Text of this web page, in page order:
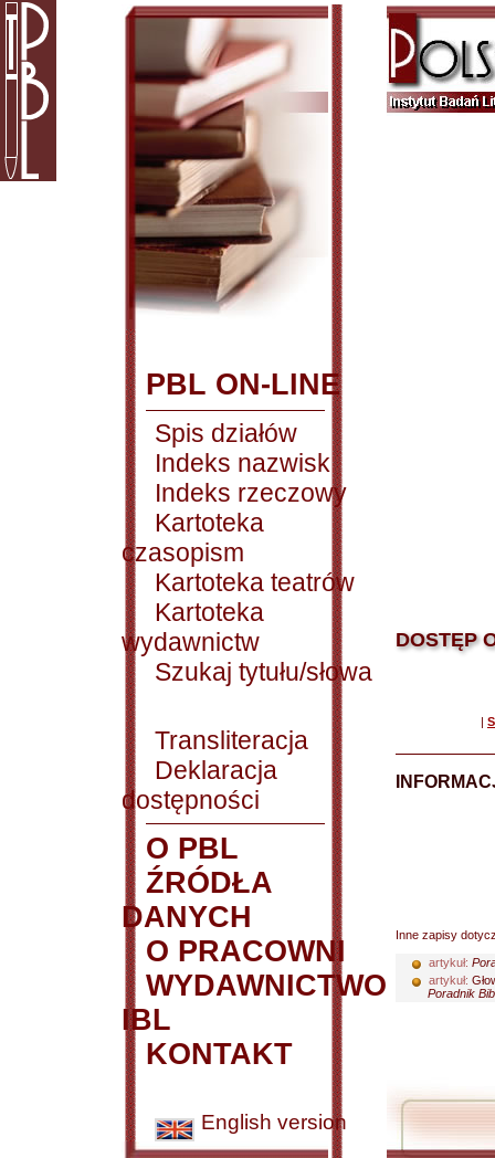
PBL ON-LINE
Spis działów
Indeks nazwisk
Indeks rzeczowy
Kartoteka
czasopism
Kartoteka teatrów
Kartoteka
wydawnictw
Szukaj tytułu/słowa
Transliteracja
Deklaracja
dostępności
O PBL
ŹRÓDŁA
DANYCH
O PRACOWNI
WYDAWNICTWO
IBL
KONTAKT
English version
DOSTĘP
|
Inne zapisy
artykuł:
artykuł:
Poradnik